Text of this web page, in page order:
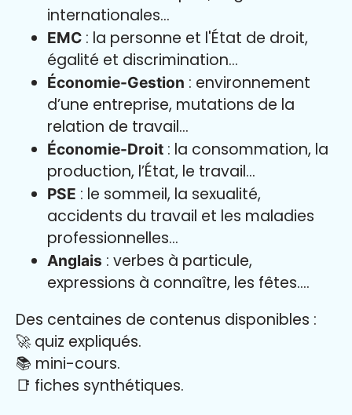
internationales…
EMC : la personne et l'État de droit,
égalité et discrimination…
Économie-Gestion : environnement
d’une entreprise, mutations de la
relation de travail…
Économie-Droit : la consommation, la
production, l’État, le travail…
PSE : le sommeil, la sexualité,
accidents du travail et les maladies
professionnelles…
Anglais : verbes à particule,
expressions à connaître, les fêtes….
Des centaines de contenus disponibles :
🚀 quiz expliqués.
📚 mini-cours.
📑 fiches synthétiques.